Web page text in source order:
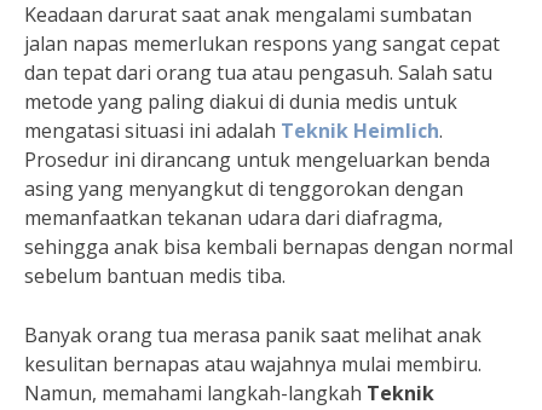
Keadaan darurat saat anak mengalami sumbatan
jalan napas memerlukan respons yang sangat cepat
dan tepat dari orang tua atau pengasuh. Salah satu
metode yang paling diakui di dunia medis untuk
mengatasi situasi ini adalah Teknik Heimlich.
Prosedur ini dirancang untuk mengeluarkan benda
asing yang menyangkut di tenggorokan dengan
memanfaatkan tekanan udara dari diafragma,
sehingga anak bisa kembali bernapas dengan normal
sebelum bantuan medis tiba.
Banyak orang tua merasa panik saat melihat anak
kesulitan bernapas atau wajahnya mulai membiru.
Namun, memahami langkah-langkah Teknik